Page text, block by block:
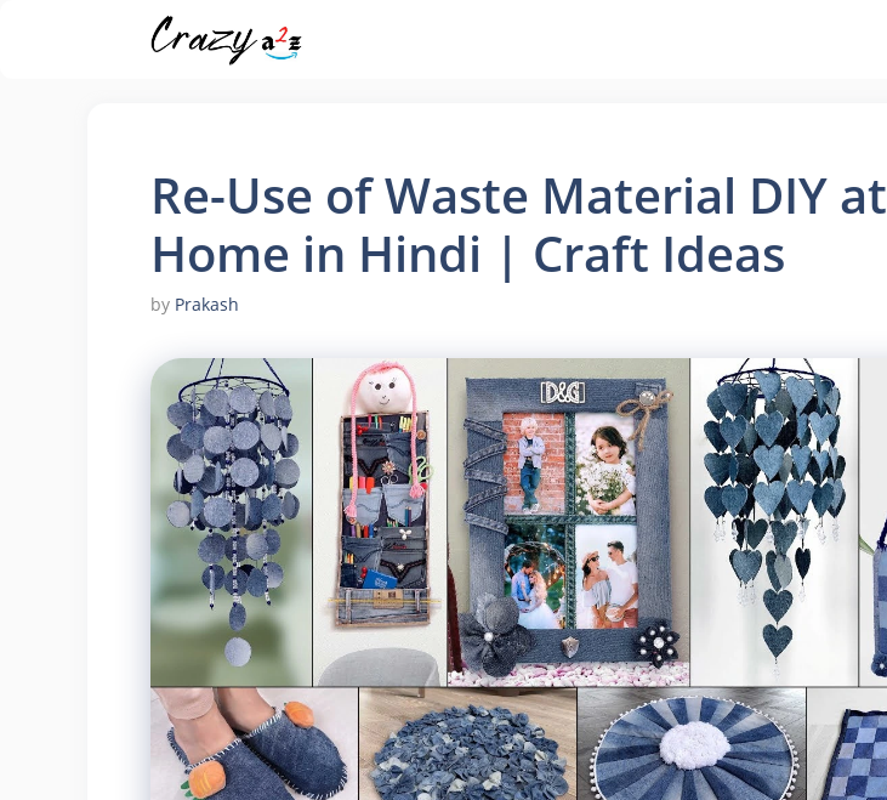
Re-Use of Waste Material DIY at
Home in Hindi | Craft Ideas
by Prakash